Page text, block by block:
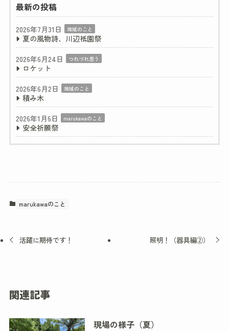
最新の投稿
2026年7月31日 地域のこと
夏の風物詩、川辺祇園祭
2026年6月24日
つれづれ思う
ロケット
2026年6月2日
地域のこと
積み木
2026年1月6日
marukawaのこと
安全祈願祭
marukawaのこと
活躍に期待です！ 照明！（器具編②）
関連記事
現場の様子（夏）